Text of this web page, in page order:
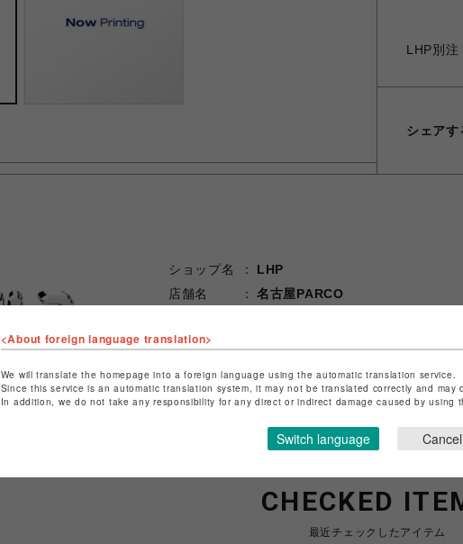
LHP別注
シェアす
ショップ名
LHP
店舗名
名古屋PARCO
ショップお問い合わせはこちら
CHECKED
最近チェックしたアイテム
<About foreign language translation>
We will translate the homepage into a foreign language using the automatic translation service.
Since this service is an automatic translation system, it may not be translated correctly and
In addition, we do not take any responsibility for any direct or indirect damage caused by using
Switch language Cancel